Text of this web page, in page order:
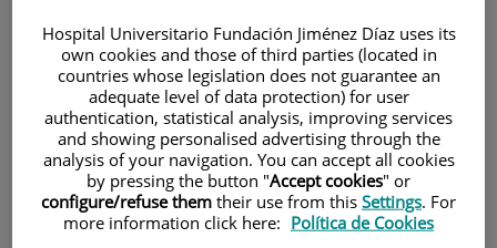
INICIO|ACTIVIDAD CIENTÍFICA
|UNIDAD DE INTERNACIONALIZACIÓN
PROFID – IMPLEMENTATION OF PERSONALISED RISK
Hospital Universitario Fundación Jiménez Díaz uses its
own cookies and those of third parties (located in
countries whose legislation does not guarantee an
adequate level of data protection) for user
authentication, statistical analysis, improving services
and showing personalised advertising through the
analysis of your navigation. You can accept all cookies
by pressing the button "Accept cookies" or
configure/refuse them their use from this Settings. For
more information click here: Política de Cookies